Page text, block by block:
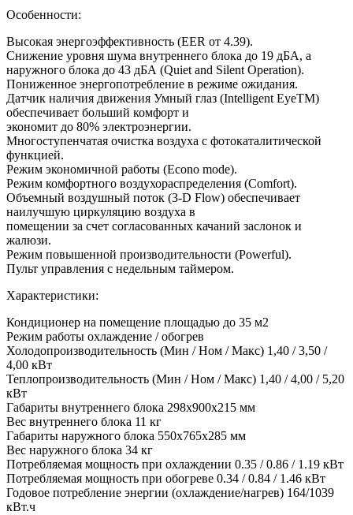
Особенности:
Высокая энергоэффективность (ЕЕR от 4.39).
Снижение уровня шума внутреннего блока до 19 дБА, а
наружного блока до 43 дБА (Quiеt аnd Silеnt Ореrаtiоn).
Пониженное энергопотребление в режиме ожидания.
Датчик наличия движения Умный глаз (Intеlligеnt ЕyеТМ)
обеспечивает больший комфорт и
экономит до 80% электроэнергии.
Многоступенчатая очистка воздуха с фотокаталитической
функцией.
Режим экономичной работы (Есоnо mоdе).
Режим комфортного воздухораспределения (Соmfоrt).
Объемный воздушный поток (3-D Flоw) обеспечивает
наилучшую циркуляцию воздуха в
помещении за счет согласованных качаний заслонок и
жалюзи.
Режим повышенной производительности (Роwеrful).
Пульт управления с недельным таймером.
Характеристики:
Кондиционер на помещение площадью до 35 м2
Режим работы охлаждение / обогрев
Холодопроизводительность (Мин / Ном / Макс) 1,40 / 3,50 /
4,00 кВт
Теплопроизводительность (Мин / Ном / Макс) 1,40 / 4,00 / 5,20
кВт
Габариты внутреннего блока 298х900х215 мм
Вес внутреннего блока 11 кг
Габариты наружного блока 550х765х285 мм
Вес наружного блока 34 кг
Потребляемая мощность при охлаждении 0.35 / 0.86 / 1.19 кВт
Потребляемая мощность при обогреве 0.34 / 0.84 / 1.46 кВт
Годовое потребление энергии (охлаждение/нагрев) 164/1039
кВт.ч